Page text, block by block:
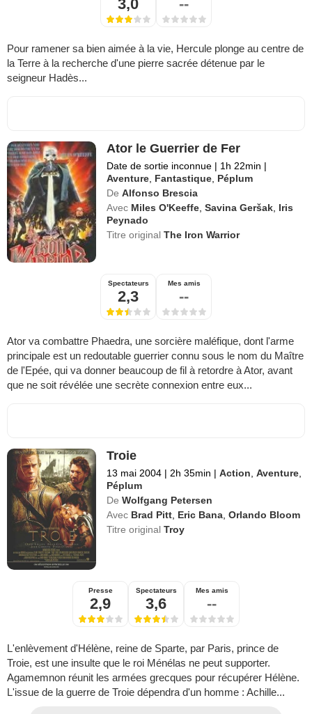
3,0 --
Pour ramener sa bien aimée à la vie, Hercule plonge au centre de
la Terre à la recherche d'une pierre sacrée détenue par le
seigneur Hadès...
Ator le Guerrier de Fer
Date de sortie inconnue | 1h 22min |
Aventure Fantastique Péplum
De Alfonso Brescia
Avec Miles O'Keeffe ,Savina Geršak Iris
Peynado
Titre originalThe Iron Warrior
Spectateurs
2,3
Mes amis
--
Ator va combattre Phaedra, une sorcière maléfique, dont l'arme
principale est un redoutable guerrier connu sous le nom du Maître
de l'Epée, qui va donner beaucoup de fil à retordre à Ator, avant
que ne soit révélée une secrète connexion entre eux...
Troie
13 mai 2004 | 2h 35min | Action ,Aventure
Péplum
De Wolfgang Petersen
Avec Brad Pitt Eric Bana ,Orlando Bloom
Titre originalTroy
Presse
2,9
Spectateurs
3,6
Mes amis
--
L'enlèvement d'Hélène, reine de Sparte, par Paris, prince de
Troie, est une insulte que le roi Ménélas ne peut supporter.
Agamemnon réunit les armées grecques pour récupérer Hélène.
L'issue de la guerre de Troie dépendra d'un homme : Achille...